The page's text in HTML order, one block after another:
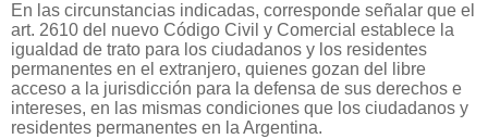
En las circunstancias indicadas, corresponde señalar que el
art. 2610 del nuevo Código Civil y Comercial establece la
igualdad de trato para los ciudadanos y los residentes
permanentes en el extranjero, quienes gozan del libre
acceso a la jurisdicción para la defensa de sus derechos e
intereses, en las mismas condiciones que los ciudadanos y
residentes permanentes en la Argentina.